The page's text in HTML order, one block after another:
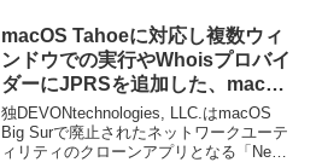
です。詳細は以下から。
macOS Tahoeに対応し複数ウィ
ンドウでの実行やWhoisプロバイ
ダーにJPRSを追加した、macOS
11 Big Surで廃止されたネットワ
ークユーティリティの代替アプリ
「Neo Network Utility v2.0」が
独DEVONtechnologies, LLC.はmacOS
Big Surで廃止されたネットワークユーテ
ィリティのクローンアプリとなる「Neo